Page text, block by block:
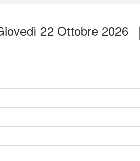
22 Ottobre 2026